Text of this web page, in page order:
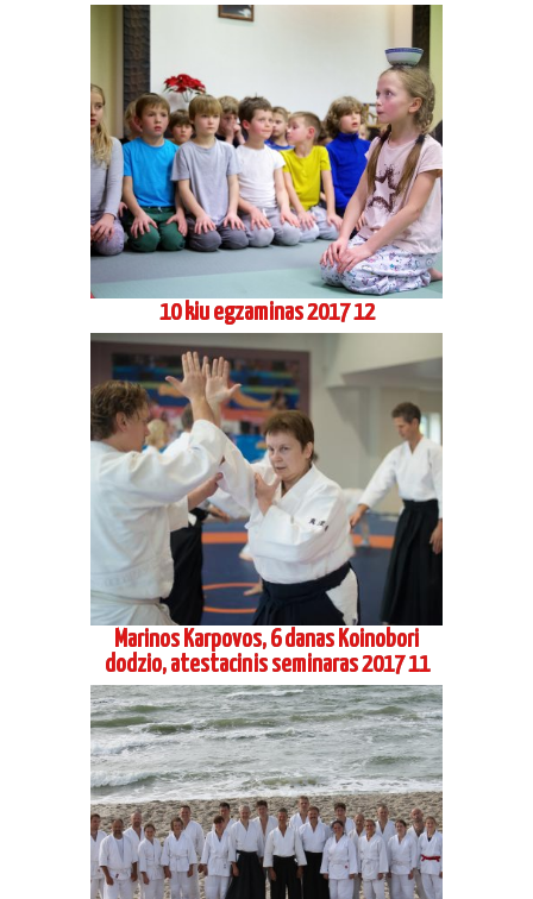
10 kiu egzaminas 2017 12
Marinos Karpovos, 6 danas Koinobori
dodzio, atestacinis seminaras 2017 11